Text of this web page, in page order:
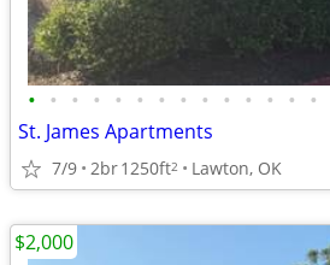
• • • • • • • • • • • • • •
St. James Apartments
7/9 2br1250ft2 Lawton, OK
$2,000